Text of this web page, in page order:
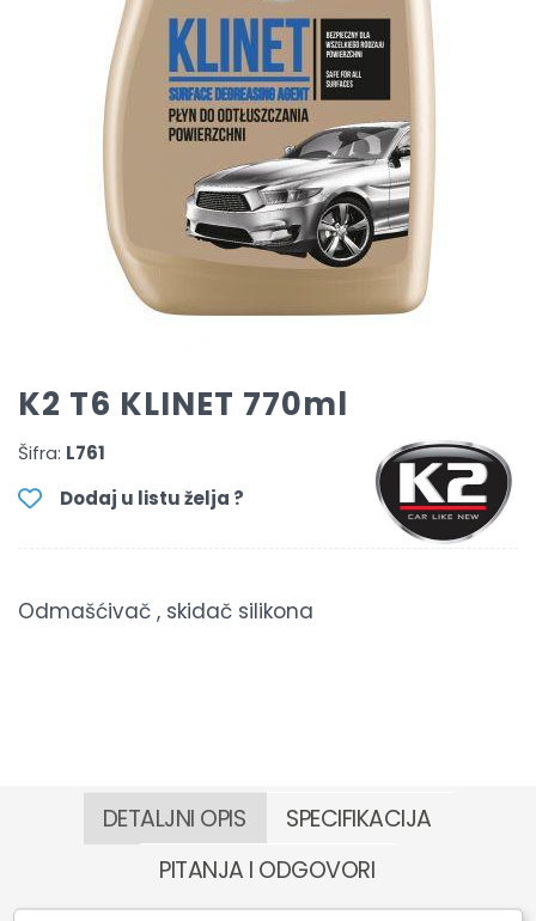
K2 T6 KLINET 770ml
Šifra: L761
Dodaj u listu želja ?
Odmašćivač , skidač silikona
DETALJNI OPIS
SPECIFIKACIJA
PITANJA I ODGOVORI